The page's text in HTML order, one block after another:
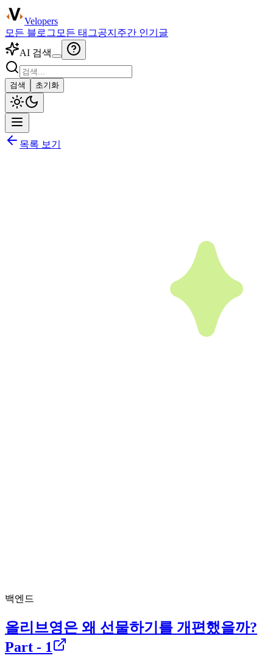
Velopers
모든 블로그 모든 태그공지 주간 인기글
AI 검색
검색 초기화
목록 보기
백엔드
올리브영은 왜 선물하기를 개편했을까?
Part - 1